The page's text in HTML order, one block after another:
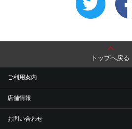
トップへ戻る
ご利用案内
店舗情報
お問い合わせ